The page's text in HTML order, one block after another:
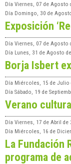
Día Viernes, 07 de Agosto
Día Domingo, 30 de
Exposición
Día Viernes, 07 de Agosto
Día Lunes, 31 de Agosto
Borja Isbert
Día Miércoles, 15 de Julio
Día Sábado, 19 de
Verano
Día Viernes, 17 de Abril de
Día Miércoles, 16 de
La Fundación
programa de